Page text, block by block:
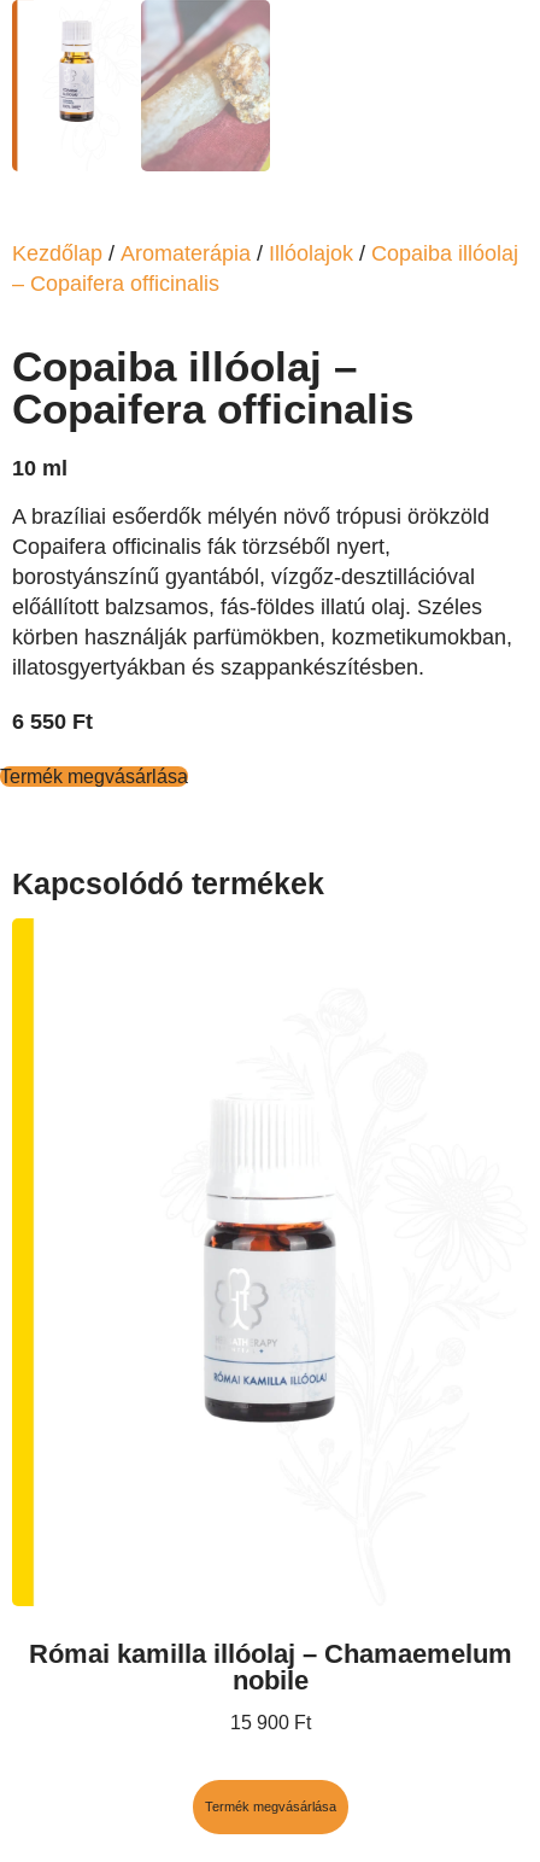
Kezdőlap / Aromaterápia / Illóolajok / Copaiba illóolaj
– Copaifera officinalis
Copaiba illóolaj –
Copaifera officinalis
10 ml
A brazíliai esőerdők mélyén növő trópusi örökzöld
Copaifera officinalis fák törzséből nyert,
borostyánszínű gyantából, vízgőz-desztillációval
előállított balzsamos, fás-földes illatú olaj. Széles
körben használják parfümökben, kozmetikumokban,
illatosgyertyákban és szappankészítésben.
6 550 Ft
Termék megvásárlása
Kapcsolódó termékek
Római kamilla illóolaj – Chamaemelum
nobile
15 900 Ft
Termék megvásárlása